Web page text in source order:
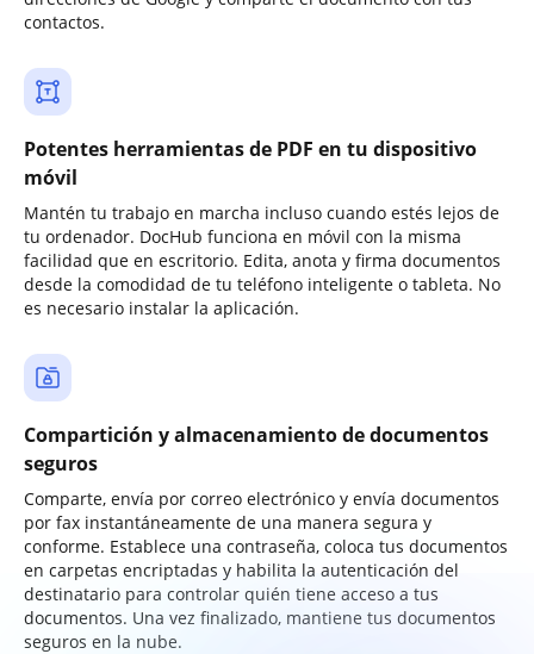
contactos.
Potentes herramientas de PDF en tu dispositivo
móvil
Mantén tu trabajo en marcha incluso cuando estés lejos de
tu ordenador. DocHub funciona en móvil con la misma
facilidad que en escritorio. Edita, anota y firma documentos
desde la comodidad de tu teléfono inteligente o tableta. No
es necesario instalar la aplicación.
Compartición y almacenamiento de documentos
seguros
Comparte, envía por correo electrónico y envía documentos
por fax instantáneamente de una manera segura y
conforme. Establece una contraseña, coloca tus documentos
en carpetas encriptadas y habilita la autenticación del
destinatario para controlar quién tiene acceso a tus
documentos. Una vez finalizado, mantiene tus documentos
seguros en la nube.